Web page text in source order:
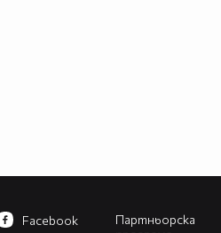
Партньорска
Facebook